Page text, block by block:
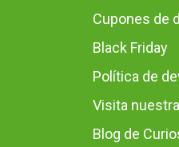
Cupones de
Black Friday
Política de
Visita
Blog de